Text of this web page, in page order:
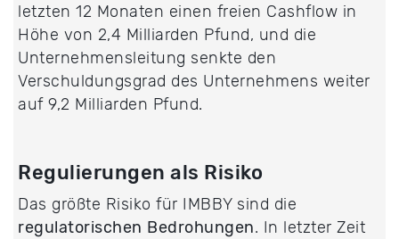
letzten 12 Monaten einen freien Cashflow in
Höhe von 2,4 Milliarden Pfund, und die
Unternehmensleitung senkte den
Verschuldungsgrad des Unternehmens weiter
auf 9,2 Milliarden Pfund.
Regulierungen als Risiko
Das größte Risiko für IMBBY sind die
regulatorischen Bedrohungen. In letzter Zeit